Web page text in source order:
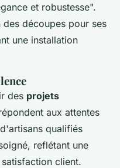
et robustesse".
découpes pour ses
une installation
des projets
aux attentes
qualifiés
reflétant une
client.